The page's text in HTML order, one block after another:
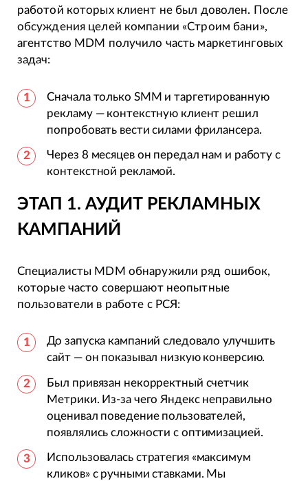
работой которых клиент не был доволен. После
обсуждения целей компании «Строим бани»,
агентство MDM получило часть маркетинговых
задач:
Сначала только SMM и таргетированную
рекламу — контекстную клиент решил
попробовать вести силами фрилансера.
Через 8 месяцев он передал нам и работу с
контекстной рекламой.
ЭТАП 1. АУДИТ РЕКЛАМНЫХ
КАМПАНИЙ
Специалисты MDM обнаружили ряд ошибок,
которые часто совершают неопытные
пользователи в работе с РСЯ:
До запуска кампаний следовало улучшить
сайт — он показывал низкую конверсию.
Был привязан некорректный счетчик
Метрики. Из-за чего Яндекс неправильно
оценивал поведение пользователей,
появлялись сложности с оптимизацией.
Использовалась стратегия «максимум
кликов» с ручными ставками. Мы